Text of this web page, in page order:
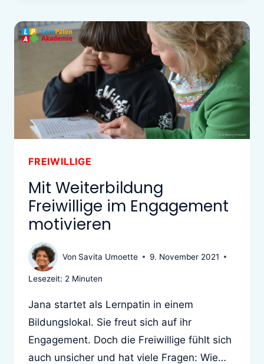
FREIWILLIGE
Mit Weiterbildung
Freiwillige im Engagement
motivieren
Von Savita Umoette 9. November 2021
Lesezeit: 2 Minuten
Jana startet als Lernpatin in einem
Bildungslokal. Sie freut sich auf ihr
Engagement. Doch die Freiwillige fühlt sich
auch unsicher und hat viele Fragen: Wie…